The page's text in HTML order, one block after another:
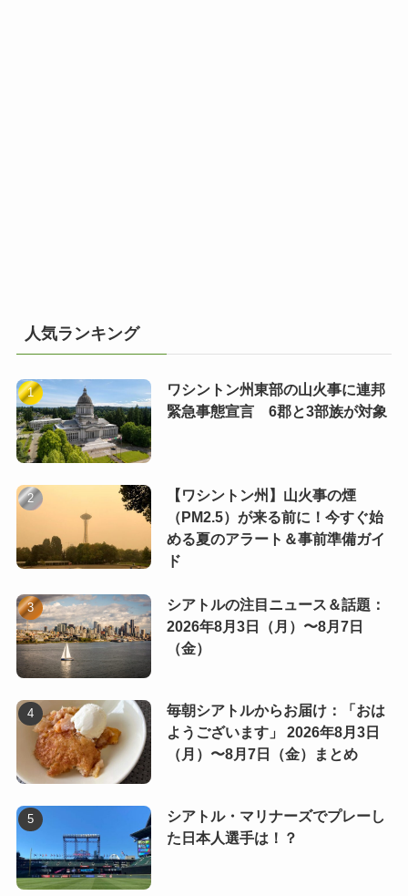
人気ランキング
ワシントン州東部の山火事に連邦
緊急事態宣言 6郡と3部族が対象
【ワシントン州】山火事の煙
（PM2.5）が来る前に！今すぐ始
める夏のアラート＆事前準備ガイ
ド
シアトルの注目ニュース＆話題：
2026年8月3日（月）〜8月7日
（金）
毎朝シアトルからお届け：「おは
ようございます」 2026年8月3日
（月）〜8月7日（金）まとめ
シアトル・マリナーズでプレーし
た日本人選手は！？